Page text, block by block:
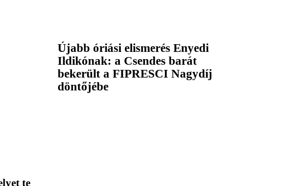
te
Újabb óriási elismerés Enyedi
Ildikónak: a Csendes barát
bekerült a FIPRESCI Nagydíj
döntőjébe